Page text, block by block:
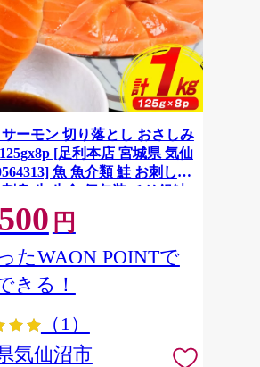
ーモン 切り落とし おさしみ
[足利本店 宮城県 気仙
魚 魚介類 鮭 お刺し身
身 生 生食 個包装 チリ銀鮭
海鮮丼 魚介
円
たWAON POINTで
きる！
（1）
気仙沼市